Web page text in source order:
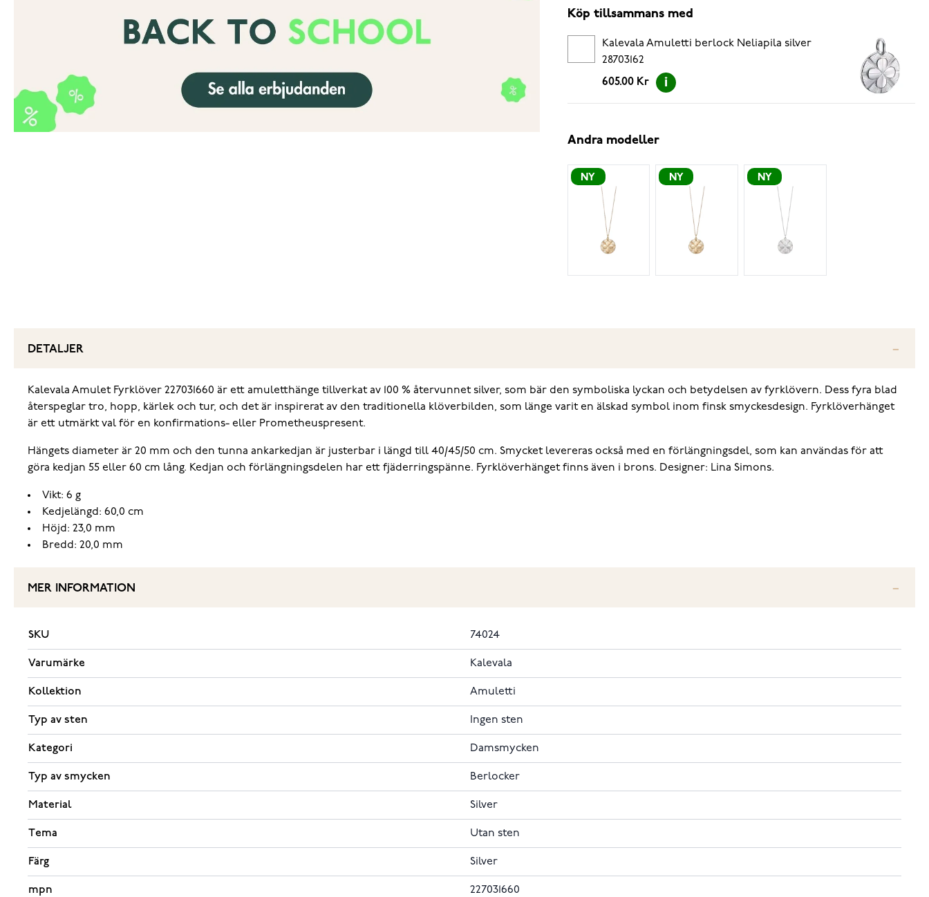
Köp tillsammans med
Kalevala Amuletti berlock Neliapila silver
28703162
605.00 Kr
Andra modeller
NY NY NY
DETALJER
Kalevala Amulet Fyrklöver 227031660 är ett amuletthänge tillverkat av 100 % återvunnet silver, som bär den symboliska lyckan och betydelsen av fyrklövern. Dess fyra blad
återspeglar tro, hopp, kärlek och tur, och det är inspirerat av den traditionella klöverbilden, som länge varit en älskad symbol inom finsk smyckesdesign. Fyrklöverhänget
är ett utmärkt val för en konfirmations- eller Prometheuspresent.
Hängets diameter är 20 mm och den tunna ankarkedjan är justerbar i längd till 40/45/50 cm. Smycket levereras också med en förlängningsdel, som kan användas för att
göra kedjan 55 eller 60 cm lång. Kedjan och förlängningsdelen har ett fjäderringspänne. Fyrklöverhänget finns även i brons. Designer: Lina Simons.
Vikt: 6 g
Kedjelängd: 60,0 cm
Höjd: 23,0 mm
Bredd: 20,0 mm
MER INFORMATION
SKU 74024
Varumärke Kalevala
Kollektion Amuletti
Typ av sten Ingen sten
Kategori Damsmycken
Typ av smycken Berlocker
Material Silver
Tema Utan sten
Färg Silver
mpn 227031660